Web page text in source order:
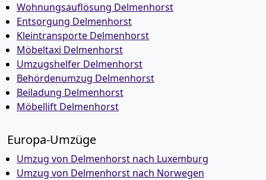
Wohnungsauflösung Delmenhorst
Entsorgung Delmenhorst
Kleintransporte Delmenhorst
Möbeltaxi Delmenhorst
Umzugshelfer Delmenhorst
Behördenumzug Delmenhorst
Beiladung Delmenhorst
Möbellift Delmenhorst
Europa-Umzüge
Umzug von Delmenhorst nach Luxemburg
Umzug von Delmenhorst nach Norwegen